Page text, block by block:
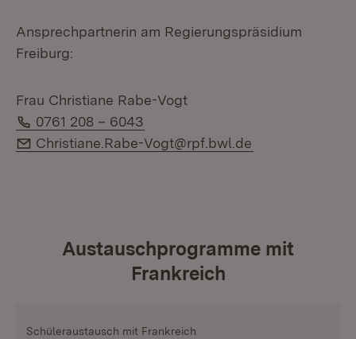
Ansprechpartnerin am Regierungspräsidium
Freiburg:
Frau Christiane Rabe-Vogt
Telefon:
0761 208 – 6043
E-Mail:
Christiane.Rabe-Vogt@rpf.bwl.de
Austauschprogramme mit
Frankreich
Schüleraustausch mit Frankreich